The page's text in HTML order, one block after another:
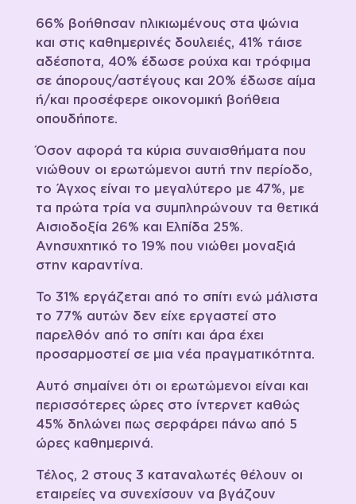
66% βοήθησαν ηλικιωμένους στα ψώνια
και στις καθημερινές δουλειές, 41% τάισε
αδέσποτα, 40% έδωσε ρούχα και τρόφιμα
σε άπορους/αστέγους και 20% έδωσε αίμα
ή/και προσέφερε οικονομική βοήθεια
οπουδήποτε.
Όσον αφορά τα κύρια συναισθήματα που
νιώθουν οι ερωτώμενοι αυτή την περίοδο,
το Άγχος είναι το μεγαλύτερο με 47%, με
τα πρώτα τρία να συμπληρώνουν τα θετικά
Αισιοδοξία 26% και Ελπίδα 25%.
Ανησυχητικό το 19% που νιώθει μοναξιά
στην καραντίνα.
Το 31% εργάζεται από το σπίτι ενώ μάλιστα
το 77% αυτών δεν είχε εργαστεί στο
παρελθόν από το σπίτι και άρα έχει
προσαρμοστεί σε μια νέα πραγματικότητα.
Αυτό σημαίνει ότι οι ερωτώμενοι είναι και
περισσότερες ώρες στο ίντερνετ καθώς
45% δηλώνει πως σερφάρει πάνω από 5
ώρες καθημερινά.
Τέλος, 2 στους 3 καταναλωτές θέλουν οι
εταιρείες να συνεχίσουν να βγάζουν